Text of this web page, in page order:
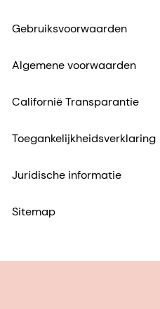
Gebruiksvoorwaarden
Algemene voorwaarden
Californië Transparantie
Toegankelijkheidsverklaring
Juridische informatie
Sitemap